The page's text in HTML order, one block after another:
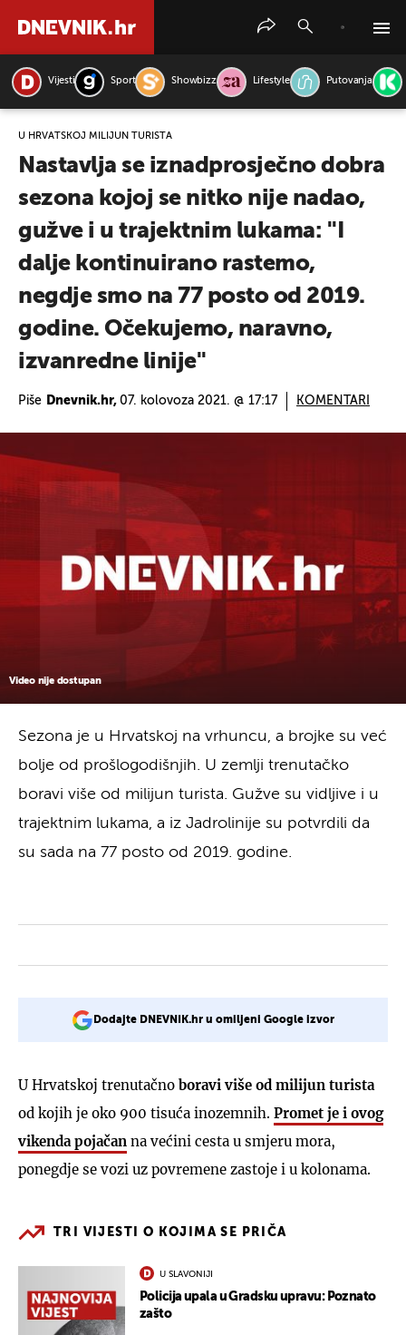
Vijesti Sport Showbizz Lifestyle Putovanja
U HRVATSKOJ MILIJUN TURISTA
Nastavlja se iznadprosječno dobra
sezona kojoj se nitko nije nadao,
gužve i u trajektnim lukama: ''I
dalje kontinuirano rastemo,
negdje smo na 77 posto od 2019.
godine. Očekujemo, naravno,
izvanredne linije''
Piše Dnevnik.hr, 07. kolovoza 2021. @ 17:17 KOMENTARI
Video nije dostupan
Sezona je u Hrvatskoj na vrhuncu, a brojke su već
bolje od prošlogodišnjih. U zemlji trenutačko
boravi više od milijun turista. Gužve su vidljive i u
trajektnim lukama, a iz Jadrolinije su potvrdili da
su sada na 77 posto od 2019. godine.
Dodajte DNEVNIK.hr u omiljeni Google izvor
U Hrvatskoj trenutačno boravi više od milijun turista
od kojih je oko 900 tisuća inozemnih. Promet je i ovog
vikenda pojačan na većini cesta u smjeru mora,
ponegdje se vozi uz povremene zastoje i u kolonama.
TRI VIJESTI O KOJIMA SE PRIČA
U SLAVONIJI
Policija upala u Gradsku upravu: Poznato
zašto
PRETRAŽITE VIJESTI